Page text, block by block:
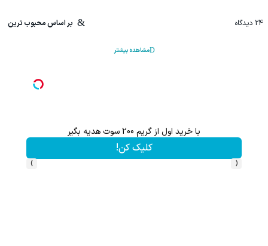
24 دیدگاه بر اساس محبوب ترین
مشاهده بیشتر
با خرید اول از گریم 200 سوت هدیه بگیر
کلیک کن!
‹
›